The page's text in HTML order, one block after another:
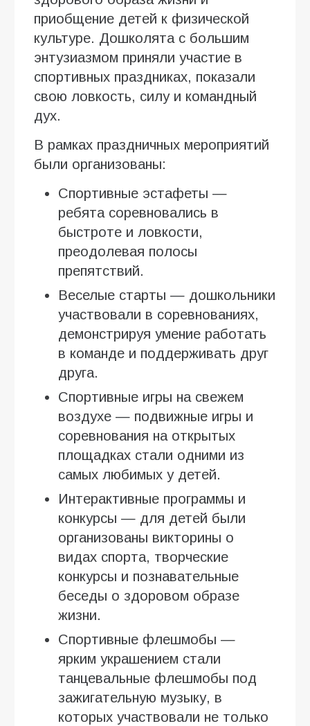
приобщение детей к физической
культуре. Дошколята с большим
энтузиазмом приняли участие в
спортивных праздниках, показали
свою ловкость, силу и командный
дух.
В рамках праздничных мероприятий
были организованы:
Спортивные эстафеты —
ребята соревновались в
быстроте и ловкости,
преодолевая полосы
препятствий.
Веселые старты — дошкольники
участвовали в соревнованиях,
демонстрируя умение работать
в команде и поддерживать друг
друга.
Спортивные игры на свежем
воздухе — подвижные игры и
соревнования на открытых
площадках стали одними из
самых любимых у детей.
Интерактивные программы и
конкурсы — для детей были
организованы викторины о
видах спорта, творческие
конкурсы и познавательные
беседы о здоровом образе
жизни.
Спортивные флешмобы —
ярким украшением стали
танцевальные флешмобы под
зажигательную музыку, в
которых участвовали не только